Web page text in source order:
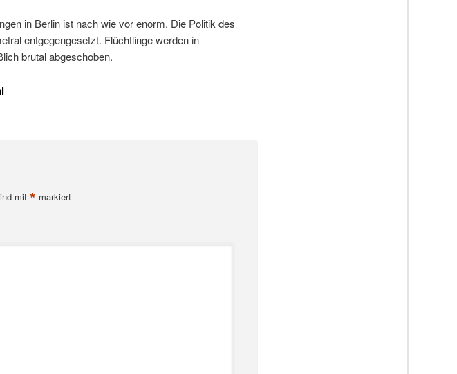
in Berlin ist nach wie vor enorm. Die Politik des
entgegengesetzt. Flüchtlinge werden in
brutal abgeschoben.
mit * markiert